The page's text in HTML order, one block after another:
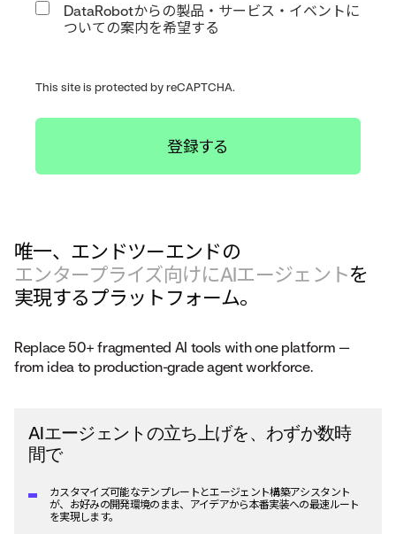
唯一、エンドツーエンドの
エンタープライズ向けにAIエージェントを
実現するプラットフォーム。
Replace 50+ fragmented AI tools with one platform —
from idea to production-grade agent workforce.
AIエージェントの立ち上げを、わずか数時
間で
カスタマイズ可能なテンプレートとエージェント構築アシスタント
が、お好みの開発環境のまま、アイデアから本番実装への最速ルート
を実現します。
DataRobotからの製品・サービス・イベントに
ついての案内を希望する
This site is protected by reCAPTCHA.
登録する